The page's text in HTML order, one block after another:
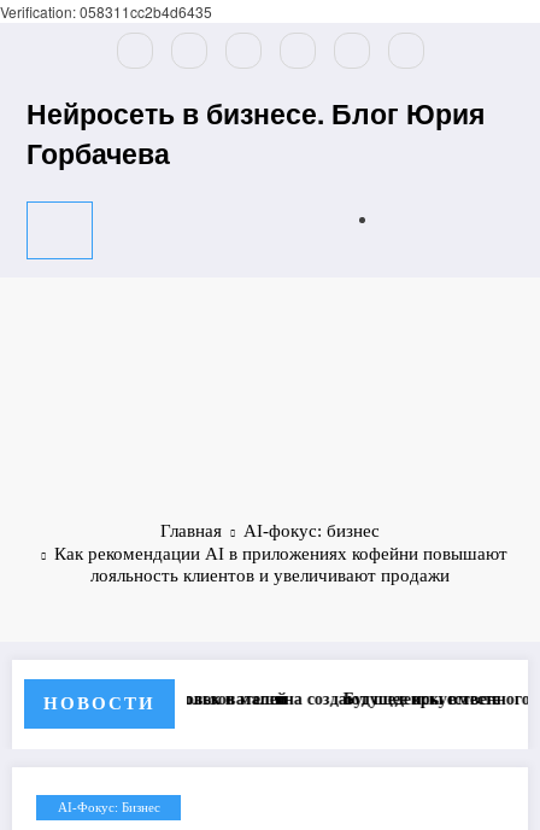
Verification: 058311cc2b4d6435
Нейросеть в бизнесе. Блог Юрия
Горбачева
Главная
AI-фокус: бизнес
Как рекомендации AI в приложениях кофейни повышают
лояльность клиентов и увеличивают продажи
НОВОСТИ
и машина создают шедевры вместе
Будущее искусственного интеллекта: Как
AI-Фокус: Бизнес